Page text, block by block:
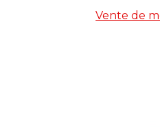
Vente de